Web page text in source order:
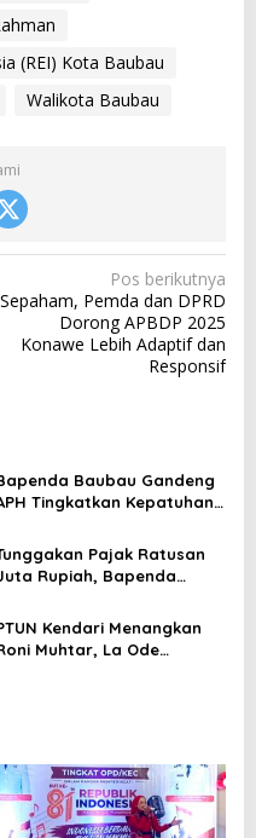
(REI) Kota Baubau
Walikota Baubau
Pos berikutnya
Sepaham, Pemda dan DPRD
Dorong APBDP 2025
Konawe Lebih Adaptif dan
Responsif
Baubau Gandeng
Tingkatkan Kepatuhan
Pajak Ratusan
Rupiah, Bapenda
Restoran
Kendari Menangkan
Muhtar, La Ode